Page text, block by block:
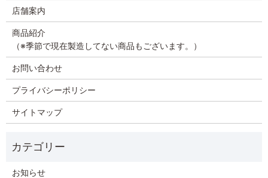
店舗案内
商品紹介
（※季節で現在製造してない商品もございます。）
お問い合わせ
プライバシーポリシー
サイトマップ
お知らせ